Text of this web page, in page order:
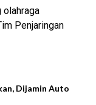
olahraga
Penjaringan
Dijamin Auto